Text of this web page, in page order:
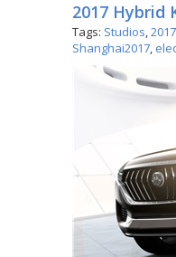
2017 Hybrid
Tags: Studios,2017
Shanghai2017,